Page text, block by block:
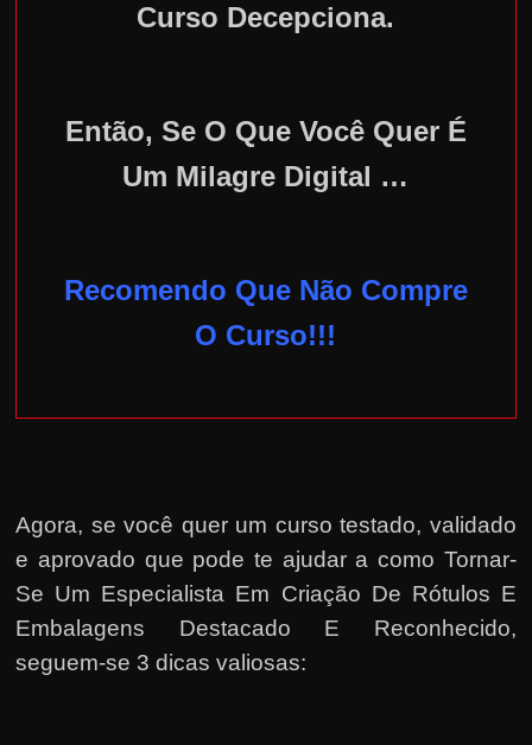
Curso Decepciona.
Então, Se O Que Você Quer É
Um Milagre Digital …
Recomendo Que Não Compre
O Curso!!!
Agora, se você quer um curso testado, validado
e aprovado que pode te ajudar a como Tornar-
Se Um Especialista Em Criação De Rótulos E
Embalagens Destacado E Reconhecido,
seguem-se 3 dicas valiosas: